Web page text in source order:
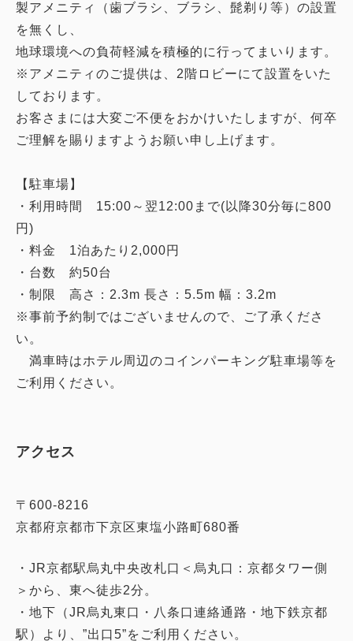
製アメニティ（歯ブラシ、ブラシ、髭剃り等）の設置
を無くし、
地球環境への負荷軽減を積極的に行ってまいります。
※アメニティのご提供は、2階ロビーにて設置をいた
しております。
お客さまには大変ご不便をおかけいたしますが、何卒
ご理解を賜りますようお願い申し上げます。
【駐車場】
・利用時間 15:00～翌12:00まで(以降30分毎に800
円)
・料金 1泊あたり2,000円
・台数 約50台
・制限 高さ：2.3m 長さ：5.5m 幅：3.2m
※事前予約制ではございませんので、ご了承くださ
い。
満車時はホテル周辺のコインパーキング駐車場等を
ご利用ください。
アクセス
〒600-8216
京都府京都市下京区東塩小路町680番
・JR京都駅烏丸中央改札口＜烏丸口：京都タワー側
＞から、東へ徒歩2分。
・地下（JR烏丸東口・八条口連絡通路・地下鉄京都
駅）より、”出口5”をご利用ください。